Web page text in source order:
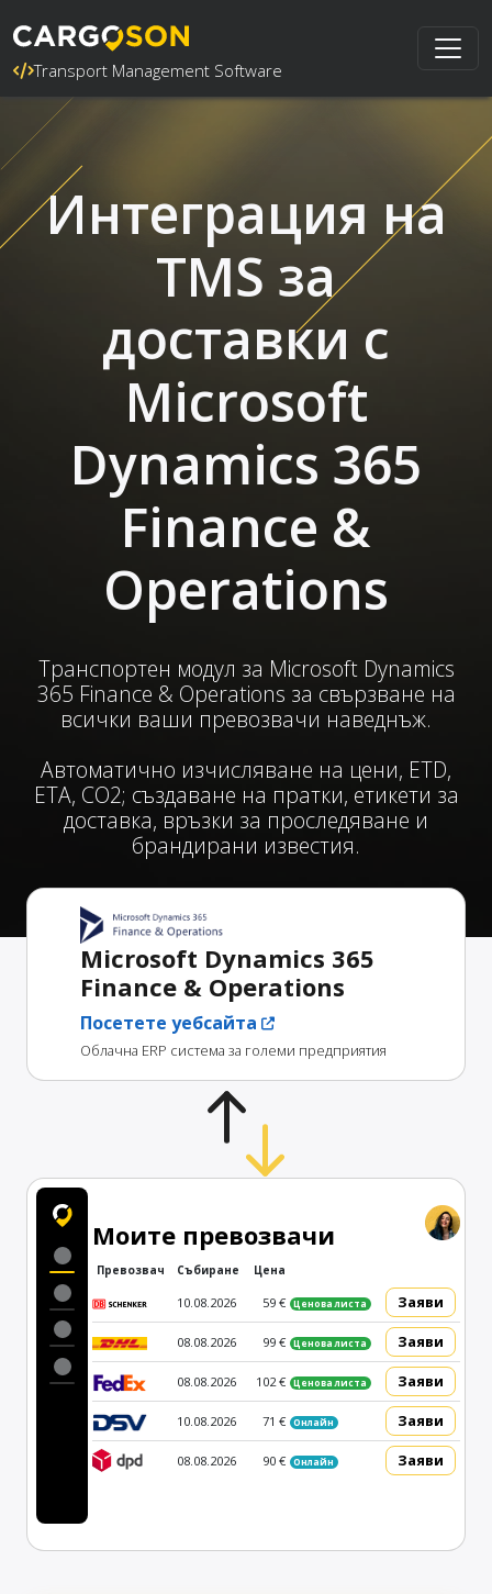
Transport Management Software
Интеграция на
TMS за
доставки с
Microsoft
Dynamics 365
Finance &
Operations
Транспортен модул за Microsoft Dynamics
365 Finance & Operations за свързване на
всички ваши превозвачи наведнъж.
Автоматично изчисляване на цени, ETD,
ETA, CO2; създаване на пратки, етикети за
доставка, връзки за проследяване и
брандирани известия.
Microsoft Dynamics 365
Finance & Operations
Посетете уебсайта
Облачна ERP система за големи предприятия
Моите превозвачи
Превозвач Събиране Цена
10.08.2026 59 € Ценова листа Заяви
08.08.2026 99 € Ценова листа Заяви
08.08.2026 102 € Ценова листа Заяви
10.08.2026 71 € Онлайн Заяви
08.08.2026 90 € Онлайн Заяви